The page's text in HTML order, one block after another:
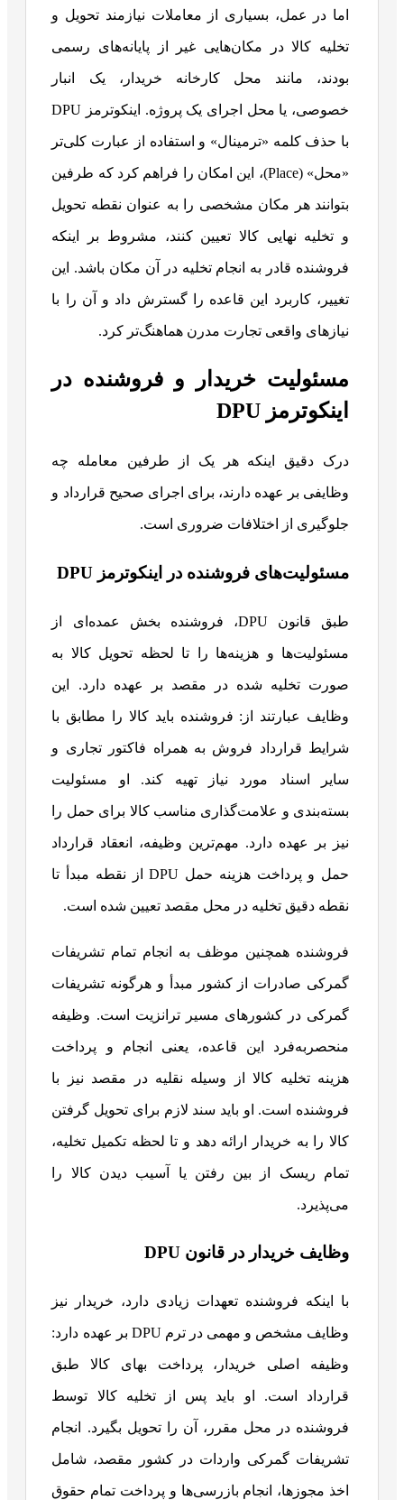
اما در عمل، بسیاری از معاملات نیازمند تحویل و
تخلیه کالا در مکان‌هایی غیر از پایانه‌های رسمی
بودند، مانند محل کارخانه خریدار، یک انبار
خصوصی، یا محل اجرای یک پروژه. اینکوترمز DPU
با حذف کلمه «ترمینال» و استفاده از عبارت کلی‌تر
«محل» (Place)، این امکان را فراهم کرد که طرفین
بتوانند هر مکان مشخصی را به عنوان نقطه تحویل
و تخلیه نهایی کالا تعیین کنند، مشروط بر اینکه
فروشنده قادر به انجام تخلیه در آن مکان باشد. این
تغییر، کاربرد این قاعده را گسترش داد و آن را با
نیازهای واقعی تجارت مدرن هماهنگ‌تر کرد.
مسئولیت خریدار و فروشنده در
اینکوترمز DPU
درک دقیق اینکه هر یک از طرفین معامله چه
وظایفی بر عهده دارند، برای اجرای صحیح قرارداد و
جلوگیری از اختلافات ضروری است.
مسئولیت‌های فروشنده در اینکوترمز DPU
طبق قانون DPU، فروشنده بخش عمده‌ای از
مسئولیت‌ها و هزینه‌ها را تا لحظه تحویل کالا به
صورت تخلیه شده در مقصد بر عهده دارد. این
وظایف عبارتند از: فروشنده باید کالا را مطابق با
شرایط قرارداد فروش به همراه فاکتور تجاری و
سایر اسناد مورد نیاز تهیه کند. او مسئولیت
بسته‌بندی و علامت‌گذاری مناسب کالا برای حمل را
نیز بر عهده دارد. مهم‌ترین وظیفه، انعقاد قرارداد
حمل و پرداخت هزینه حمل DPU از نقطه مبدأ تا
نقطه دقیق تخلیه در محل مقصد تعیین شده است.
فروشنده همچنین موظف به انجام تمام تشریفات
گمرکی صادرات از کشور مبدأ و هرگونه تشریفات
گمرکی در کشورهای مسیر ترانزیت است. وظیفه
منحصربه‌فرد این قاعده، یعنی انجام و پرداخت
هزینه تخلیه کالا از وسیله نقلیه در مقصد نیز با
فروشنده است. او باید سند لازم برای تحویل گرفتن
کالا را به خریدار ارائه دهد و تا لحظه تکمیل تخلیه،
تمام ریسک از بین رفتن یا آسیب دیدن کالا را
می‌پذیرد.
وظایف خریدار در قانون DPU
با اینکه فروشنده تعهدات زیادی دارد، خریدار نیز
وظایف مشخص و مهمی در ترم DPU بر عهده دارد:
وظیفه اصلی خریدار، پرداخت بهای کالا طبق
قرارداد است. او باید پس از تخلیه کالا توسط
فروشنده در محل مقرر، آن را تحویل بگیرد. انجام
تشریفات گمرکی واردات در کشور مقصد، شامل
اخذ مجوزها، انجام بازرسی‌ها و پرداخت تمام حقوق